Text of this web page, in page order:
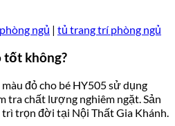
ngủ | tủ trang trí phòng ngủ
tốt không?
đỏ cho bé HY505 sử dụng
tra chất lượng nghiêm ngặt. Sản
trì trọn đời tại Nội Thất Gia Khánh.